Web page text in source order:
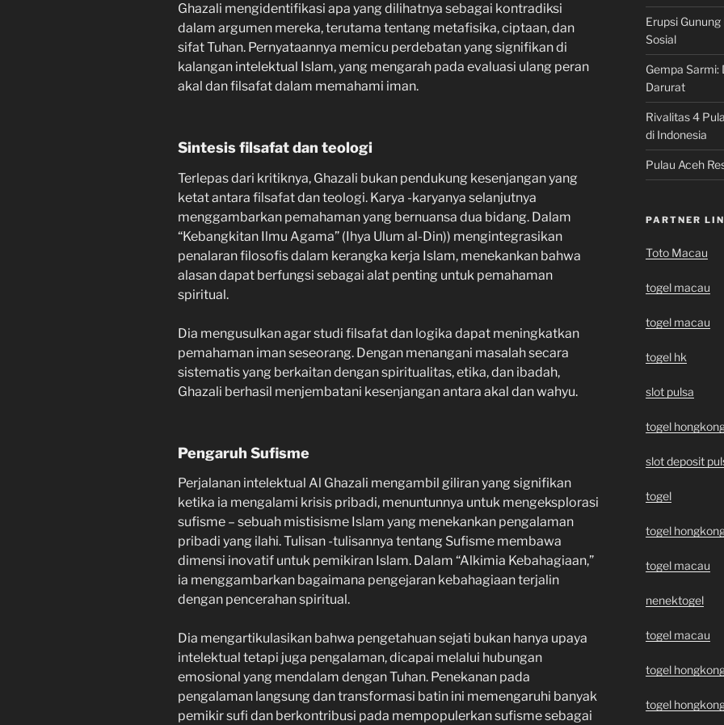
Ghazali mengidentifikasi apa yang dilihatnya sebagai kontradiksi
dalam argumen mereka, terutama tentang metafisika, ciptaan, dan
sifat Tuhan. Pernyataannya memicu perdebatan yang signifikan di
kalangan intelektual Islam, yang mengarah pada evaluasi ulang peran
akal dan filsafat dalam memahami iman.
Sintesis filsafat dan teologi
Terlepas dari kritiknya, Ghazali bukan pendukung kesenjangan yang
ketat antara filsafat dan teologi. Karya -karyanya selanjutnya
menggambarkan pemahaman yang bernuansa dua bidang. Dalam
“Kebangkitan Ilmu Agama” (Ihya Ulum al-Din)) mengintegrasikan
penalaran filosofis dalam kerangka kerja Islam, menekankan bahwa
alasan dapat berfungsi sebagai alat penting untuk pemahaman
spiritual.
Dia mengusulkan agar studi filsafat dan logika dapat meningkatkan
pemahaman iman seseorang. Dengan menangani masalah secara
sistematis yang berkaitan dengan spiritualitas, etika, dan ibadah,
Ghazali berhasil menjembatani kesenjangan antara akal dan wahyu.
Pengaruh Sufisme
Perjalanan intelektual Al Ghazali mengambil giliran yang signifikan
ketika ia mengalami krisis pribadi, menuntunnya untuk mengeksplorasi
sufisme – sebuah mistisisme Islam yang menekankan pengalaman
pribadi yang ilahi. Tulisan -tulisannya tentang Sufisme membawa
dimensi inovatif untuk pemikiran Islam. Dalam “Alkimia Kebahagiaan,”
ia menggambarkan bagaimana pengejaran kebahagiaan terjalin
dengan pencerahan spiritual.
Dia mengartikulasikan bahwa pengetahuan sejati bukan hanya upaya
intelektual tetapi juga pengalaman, dicapai melalui hubungan
emosional yang mendalam dengan Tuhan. Penekanan pada
pengalaman langsung dan transformasi batin ini memengaruhi banyak
pemikir sufi dan berkontribusi pada mempopulerkan sufisme sebagai
Erupsi
Sosial
Gempa Sarmi:
Darurat
Rivalitas 4
di Indonesia
Pulau Aceh
PARTNER
Toto Macau
togel macau
togel macau
togel hk
slot pulsa
togel
slot deposit
togel
togel
togel macau
nenektogel
togel macau
togel
togel